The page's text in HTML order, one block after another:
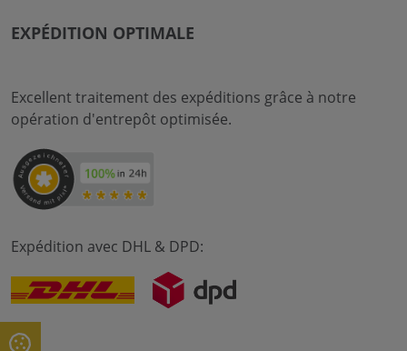
EXPÉDITION OPTIMALE
Excellent traitement des expéditions grâce à notre
opération d'entrepôt optimisée.
Expédition avec DHL & DPD: